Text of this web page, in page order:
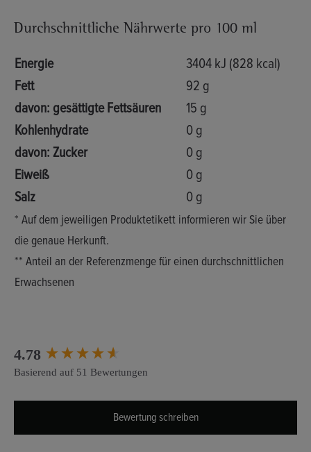
Durchschnittliche Nährwerte pro 100 ml
Energie
3404 kJ (828 kcal)
Fett
92 g
davon: gesättigte Fettsäuren
15 g
Kohlenhydrate
0 g
davon: Zucker
0 g
Eiweiß
0 g
Salz
0 g
* Auf dem jeweiligen Produktetikett informieren wir Sie über
die genaue Herkunft.
** Anteil an der Referenzmenge für einen durchschnittlichen
Erwachsenen
4.78
Basierend auf 51 Bewertungen
Bewertung schreiben
New content loaded